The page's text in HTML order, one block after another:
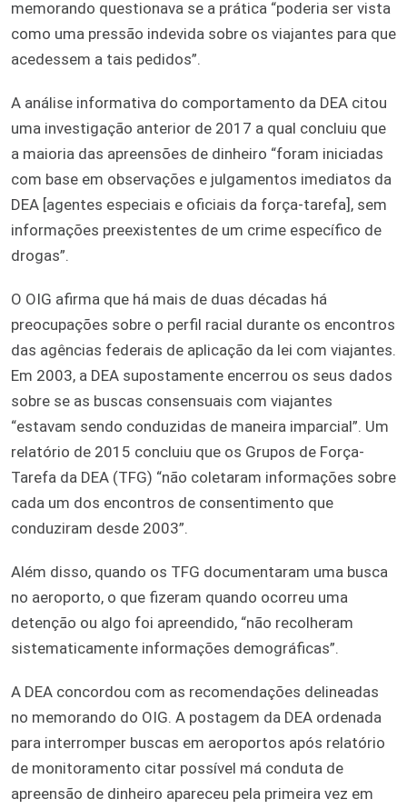
memorando questionava se a prática “poderia ser vista
como uma pressão indevida sobre os viajantes para que
acedessem a tais pedidos”.
A análise informativa do comportamento da DEA citou
uma investigação anterior de 2017 a qual concluiu que
a maioria das apreensões de dinheiro “foram iniciadas
com base em observações e julgamentos imediatos da
DEA [agentes especiais e oficiais da força-tarefa], sem
informações preexistentes de um crime específico de
drogas”.
O OIG afirma que há mais de duas décadas há
preocupações sobre o perfil racial durante os encontros
das agências federais de aplicação da lei com viajantes.
Em 2003, a DEA supostamente encerrou os seus dados
sobre se as buscas consensuais com viajantes
“estavam sendo conduzidas de maneira imparcial”. Um
relatório de 2015 concluiu que os Grupos de Força-
Tarefa da DEA (TFG) “não coletaram informações sobre
cada um dos encontros de consentimento que
conduziram desde 2003”.
Além disso, quando os TFG documentaram uma busca
no aeroporto, o que fizeram quando ocorreu uma
detenção ou algo foi apreendido, “não recolheram
sistematicamente informações demográficas”.
A DEA concordou com as recomendações delineadas
no memorando do OIG. A postagem da DEA ordenada
para interromper buscas em aeroportos após relatório
de monitoramento citar possível má conduta de
apreensão de dinheiro apareceu pela primeira vez em